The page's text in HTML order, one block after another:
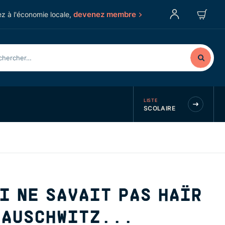
à l'économie locale, devenez membre
LISTE
SCOLAIRE
NE SAVAIT PAS HAÏR